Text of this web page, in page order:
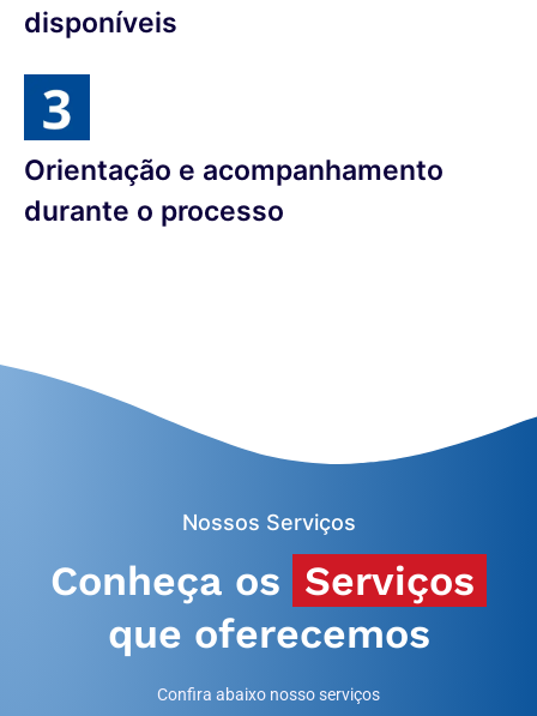
disponíveis
Orientação e acompanhamento
durante o processo
Nossos Serviços
Conheça os Serviços
que oferecemos
Confira abaixo nosso serviços